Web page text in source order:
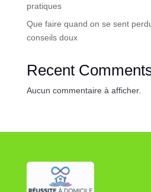
pratiques
Que faire quand on se sent
conseils doux
Recent
Aucun commentaire à afficher.